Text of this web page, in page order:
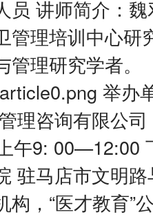
员 讲师简介：
管理培训中心研
理研究学者。
举办
理咨询有限公
午9: 00—12:00
驻马店市文明
构，“医才教育”